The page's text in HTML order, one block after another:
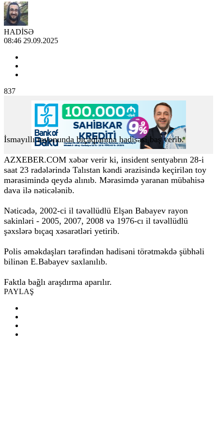
HADİSƏ
08:46 29.09.2025
837
İsmayıllı rayonunda bıçaqlanma hadisəsi baş verib.
AZXEBER.COM xəbər verir ki, insident sentyabrın 28-i
saat 23 radələrində Talıstan kəndi ərazisində keçirilən toy
mərasimində qeydə alınıb. Mərasimdə yaranan mübahisə
dava ilə nəticələnib.
Nəticədə, 2002-ci il təvəllüdlü Elşən Babayev rayon
sakinləri - 2005, 2007, 2008 və 1976-cı il təvəllüdlü
şəxslərə bıçaq xəsarətləri yetirib.
Polis əməkdaşları tərəfindən hadisəni törətməkdə şübhəli
bilinən E.Babayev saxlanılıb.
Faktla bağlı araşdırma aparılır.
PAYLAŞ